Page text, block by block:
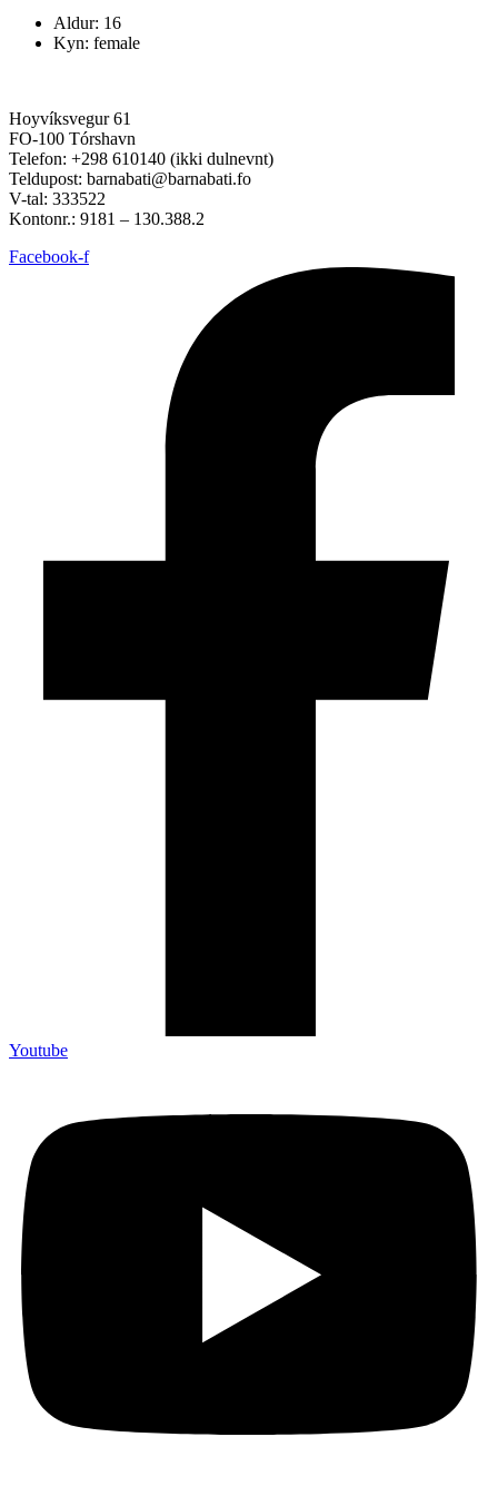
Aldur: 16
Kyn: female
Hoyvíksvegur 61
FO-100 Tórshavn
Telefon: +298 610140 (ikki dulnevnt)
Teldupost: barnabati@barnabati.fo
V-tal: 333522
Kontonr.: 9181 – 130.388.2
Facebook-f
Youtube